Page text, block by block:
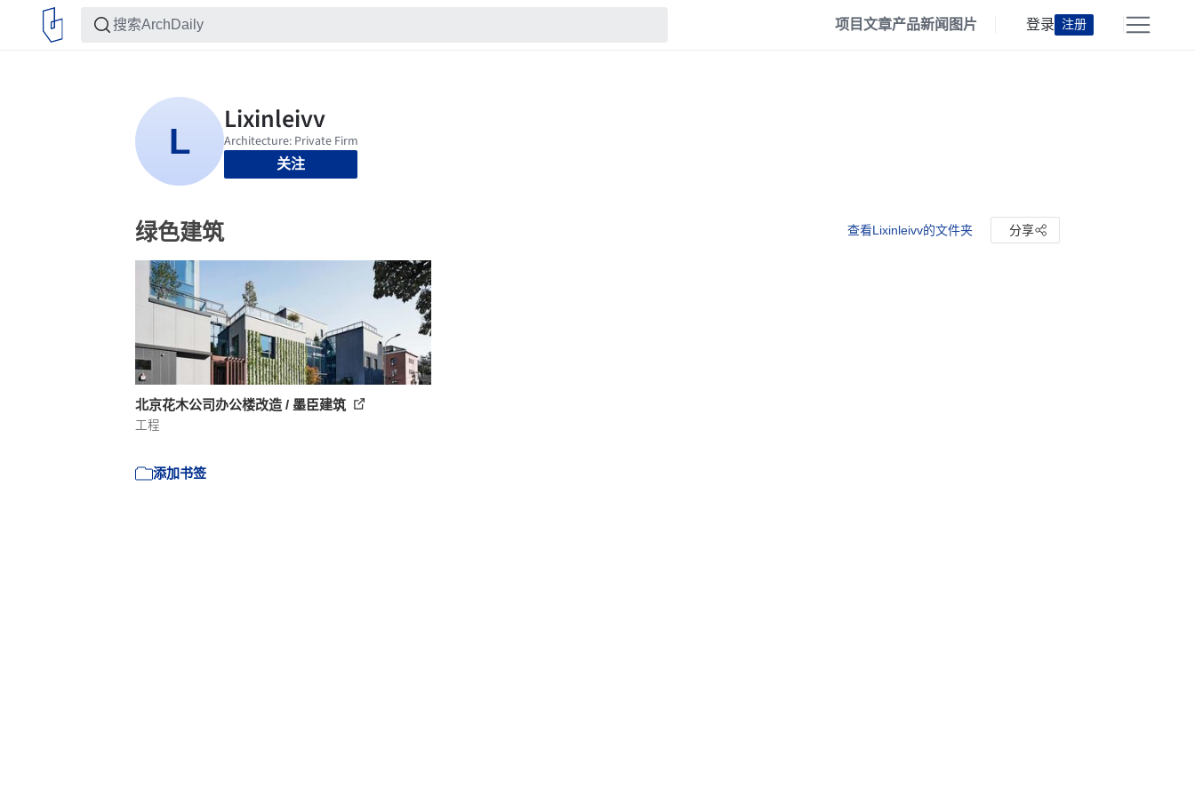
项目文章产品新闻 图片 登录 注册
关注
绿色建筑 查看Lixinleivv的文件夹 分享
北京花木公司办公楼改造 / 墨臣建筑
工程
添加书签